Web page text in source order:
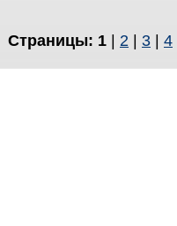
Страницы: 1 | 2 | 3 | 4